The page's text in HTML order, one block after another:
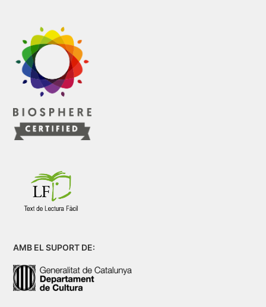
AMB EL SUPORT DE: